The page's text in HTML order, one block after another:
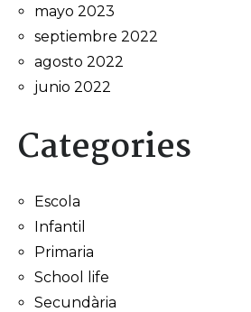
mayo 2023
septiembre 2022
agosto 2022
junio 2022
Categories
Escola
Infantil
Primaria
School life
Secundària